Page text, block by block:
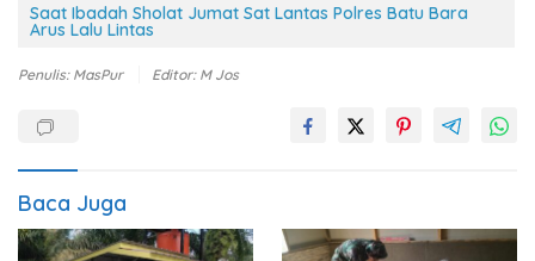
Saat Ibadah Sholat Jumat Sat Lantas Polres Batu Bara
Arus Lalu Lintas
Penulis: MasPur Editor: M Jos
Baca Juga